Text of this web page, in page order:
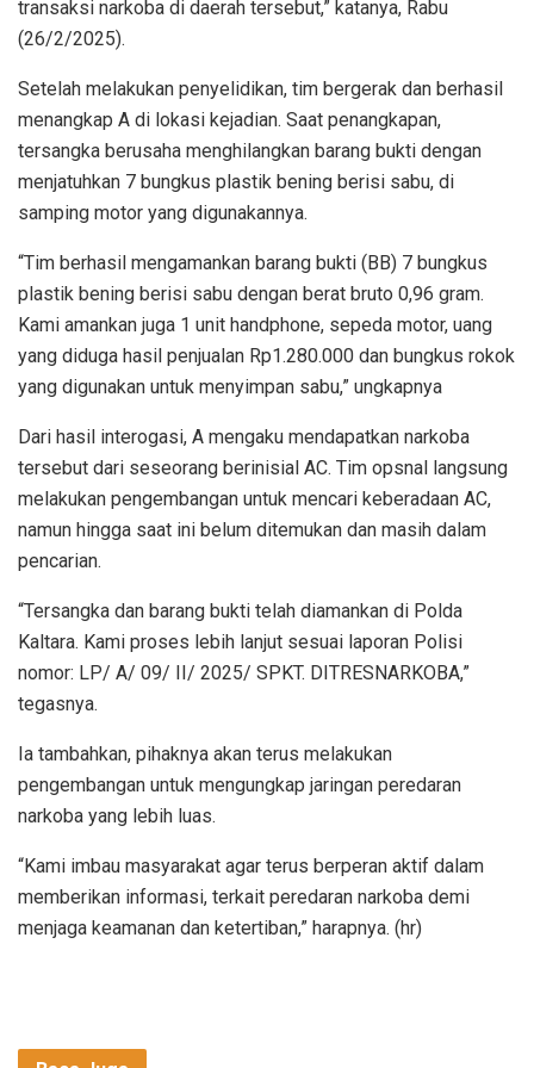
transaksi narkoba di daerah tersebut,” katanya, Rabu
(26/2/2025).
Setelah melakukan penyelidikan, tim bergerak dan berhasil
menangkap A di lokasi kejadian. Saat penangkapan,
tersangka berusaha menghilangkan barang bukti dengan
menjatuhkan 7 bungkus plastik bening berisi sabu, di
samping motor yang digunakannya.
“Tim berhasil mengamankan barang bukti (BB) 7 bungkus
plastik bening berisi sabu dengan berat bruto 0,96 gram.
Kami amankan juga 1 unit handphone, sepeda motor, uang
yang diduga hasil penjualan Rp1.280.000 dan bungkus rokok
yang digunakan untuk menyimpan sabu,” ungkapnya
Dari hasil interogasi, A mengaku mendapatkan narkoba
tersebut dari seseorang berinisial AC. Tim opsnal langsung
melakukan pengembangan untuk mencari keberadaan AC,
namun hingga saat ini belum ditemukan dan masih dalam
pencarian.
“Tersangka dan barang bukti telah diamankan di Polda
Kaltara. Kami proses lebih lanjut sesuai laporan Polisi
nomor: LP/ A/ 09/ II/ 2025/ SPKT. DITRESNARKOBA,”
tegasnya.
Ia tambahkan, pihaknya akan terus melakukan
pengembangan untuk mengungkap jaringan peredaran
narkoba yang lebih luas.
“Kami imbau masyarakat agar terus berperan aktif dalam
memberikan informasi, terkait peredaran narkoba demi
menjaga keamanan dan ketertiban,” harapnya. (hr)